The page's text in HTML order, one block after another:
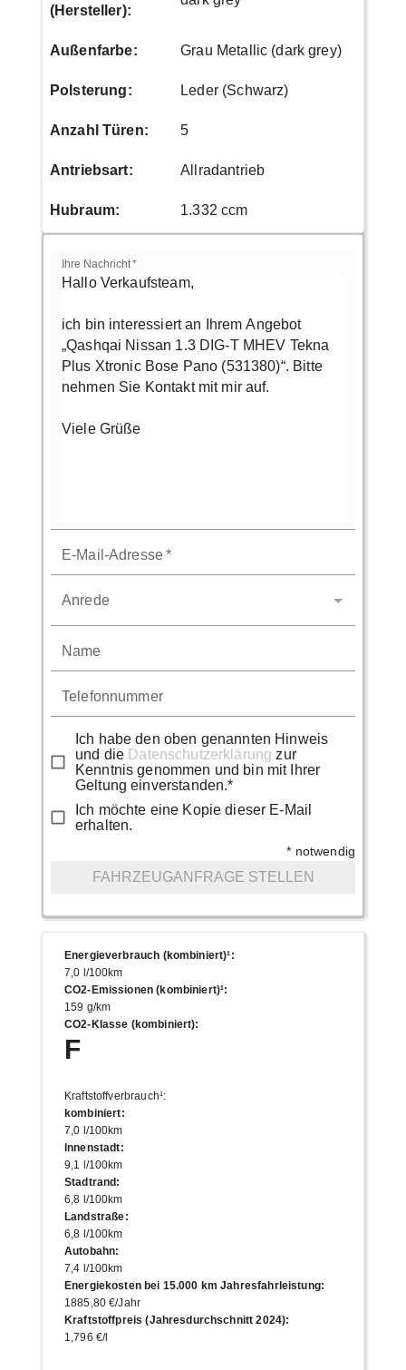
(Hersteller):
Außenfarbe: Grau Metallic (dark grey)
Polsterung: Leder (Schwarz)
Anzahl Türen: 5
Antriebsart: Allradantrieb
Hubraum: 1.332 ccm
Ihre Nachricht*
E-Mail-Adresse*
Anrede
Name
Telefonnummer
Ich habe den oben genannten Hinweis
und die Datenschutzerklärung zur
Kenntnis genommen und bin mit Ihrer
Geltung einverstanden.*
Ich möchte eine Kopie dieser E-Mail
erhalten.
* notwendig
FAHRZEUGANFRAGE STELLEN
Energieverbrauch (kombiniert)¹:
7,0 l/100km
CO2-Emissionen (kombiniert)¹:
159 g/km
CO2-Klasse (kombiniert):
F
Kraftstoffverbrauch¹:
kombiniert:
7,0 l/100km
Innenstadt:
9,1 l/100km
Stadtrand:
6,8 l/100km
Landstraße:
6,8 l/100km
Autobahn:
7,4 l/100km
Energiekosten bei 15.000 km Jahresfahrleistung:
1885,80 €/Jahr
Kraftstoffpreis (Jahresdurchschnitt 2024):
1,796 €/l